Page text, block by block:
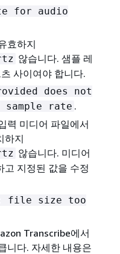
for audio
효하지
않습니다. 샘플 레
사이여야 합니다.
does not
sample rate .
력 미디어 파일에서
하지
않습니다. 미디어
고 지정된 값을 수정
file size too
Transcribe에서
니다. 자세한 내용은